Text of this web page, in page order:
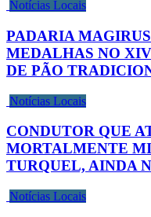
Notícias Locais
PADARIA
MEDALHAS NO
DE PÃO
Notícias Locais
CONDUTOR QUE
MORTALMENTE
TURQUEL, AINDA
Notícias Locais